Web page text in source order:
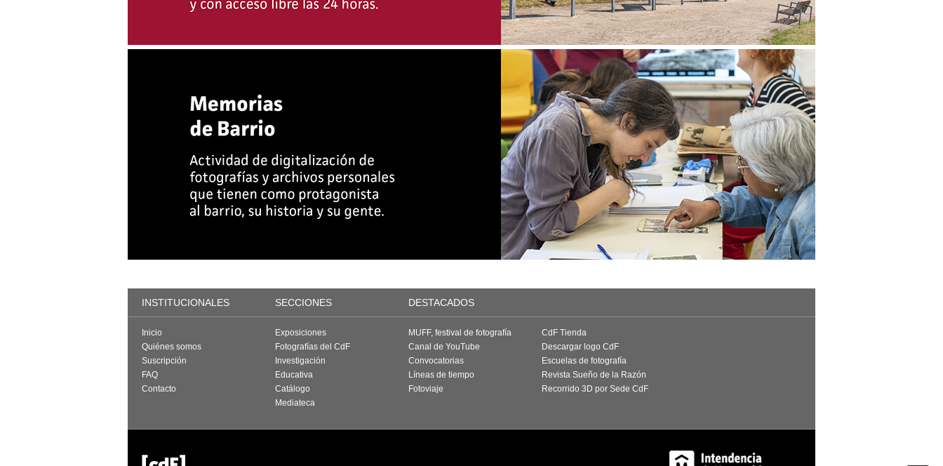
INSTITUCIONALES SECCIONES DESTACADOS
Inicio
Quiénes somos
Suscripción
FAQ
Contacto
Exposiciones
Fotografías del CdF
Investigación
Educativa
Catálogo
Mediateca
MUFF, festival de fotografía
Canal de YouTube
Convocatorias
Líneas de tiempo
Fotoviaje
CdF Tienda
Descargar logo CdF
Escuelas de fotografía
Revista Sueño de la Razón
Recorrido 3D por Sede CdF